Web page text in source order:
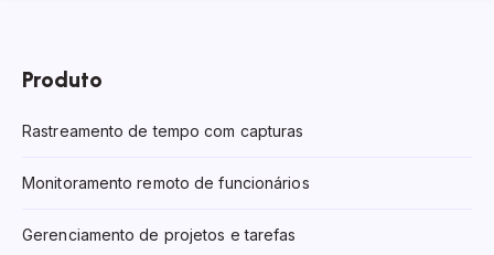
Produto
Rastreamento de tempo com capturas
Monitoramento remoto de funcionários
Gerenciamento de projetos e tarefas